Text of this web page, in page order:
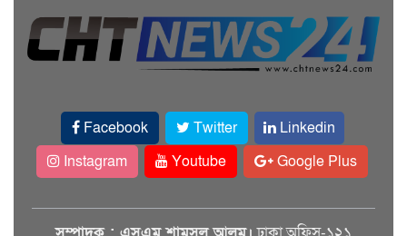
Facebook Twitter
Linkedin
Instagram
Youtube Google Plus